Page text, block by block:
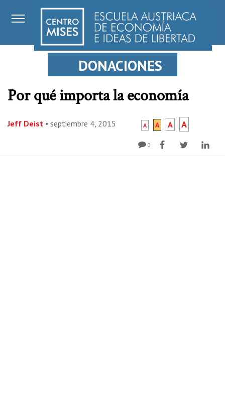
DONACIONES
Por qué importa la economía
Jeff Deist • septiembre 4, 2015 A A A A
0